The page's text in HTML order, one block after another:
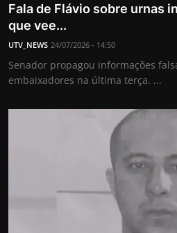
Fala de Flávio sobre urnas
que vee...
UTV_NEWS 24/07/2026 - 14:50
Senador propagou informações
embaixadores na última terça. ...